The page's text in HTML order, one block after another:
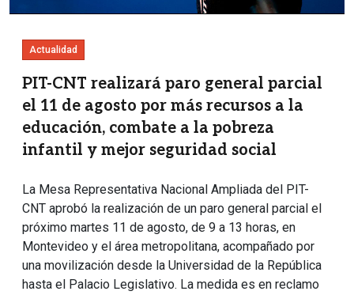
Actualidad
PIT-CNT realizará paro general parcial
el 11 de agosto por más recursos a la
educación, combate a la pobreza
infantil y mejor seguridad social
La Mesa Representativa Nacional Ampliada del PIT-
CNT aprobó la realización de un paro general parcial el
próximo martes 11 de agosto, de 9 a 13 horas, en
Montevideo y el área metropolitana, acompañado por
una movilización desde la Universidad de la República
hasta el Palacio Legislativo. La medida es en reclamo